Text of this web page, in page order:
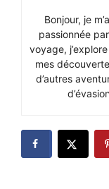
Bonjour, je
passionnée
voyage,
mes
d’autres